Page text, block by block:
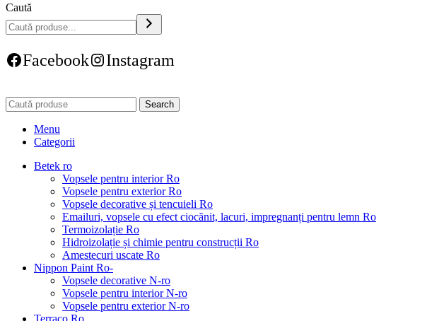
Caută
Facebook Instagram
Search
Menu
Categorii
Betek ro
Vopsele pentru interior Ro
Vopsele pentru exterior Ro
Vopsele decorative și tencuieli Ro
Emailuri, vopsele cu efect ciocănit, lacuri, impregnanți pentru lemn Ro
Termoizolație Ro
Hidroizolație și chimie pentru construcții Ro
Amestecuri uscate Ro
Nippon Paint Ro-
Vopsele decorative N-ro
Vopsele pentru interior N-ro
Vopsele pentru exterior N-ro
Terraco Ro